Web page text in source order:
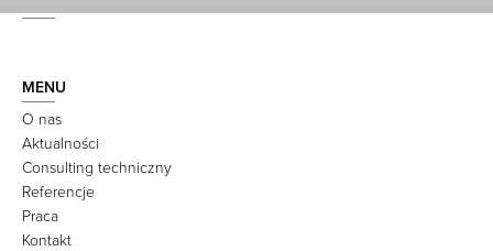
MENU
O nas
Aktualności
Consulting techniczny
Referencje
Praca
Kontakt